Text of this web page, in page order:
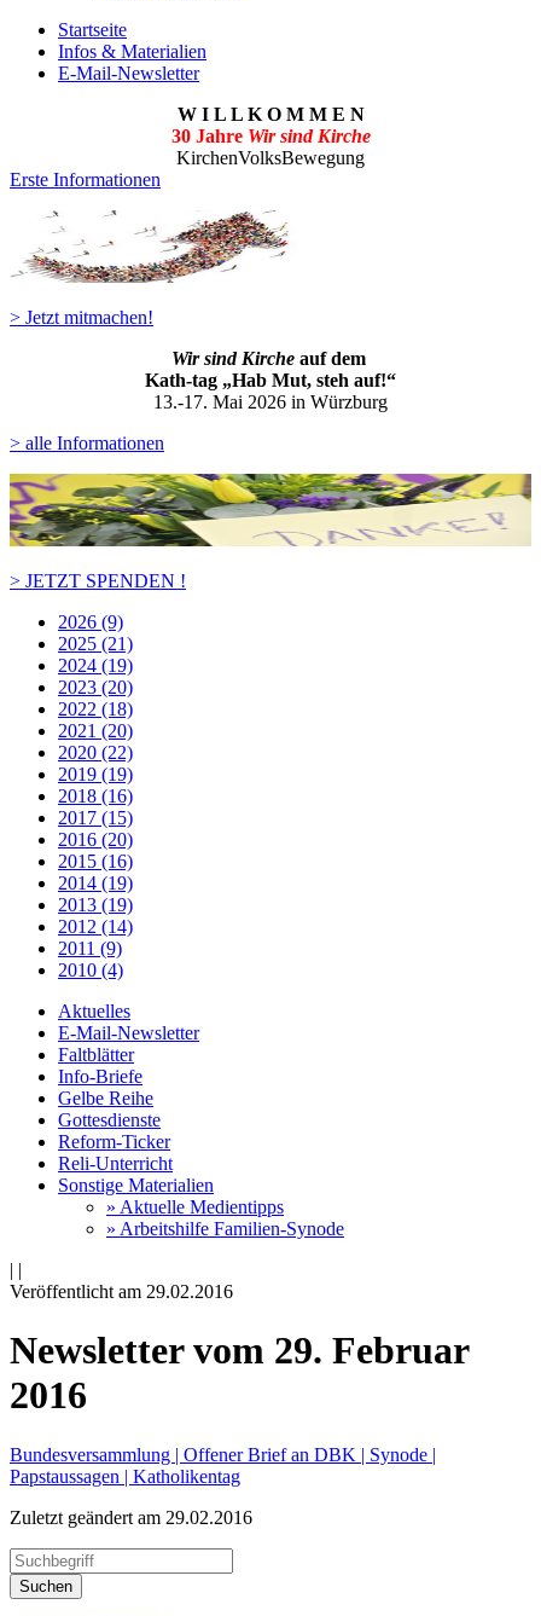
Startseite
Infos & Materialien
E-Mail-Newsletter
W I L L K O M M E N
30 Jahre Wir sind Kirche
KirchenVolksBewegung
Erste Informationen
> Jetzt mitmachen!
Wir sind Kirche auf dem
Kath-tag „Hab Mut, steh auf!“
13.-17. Mai 2026 in Würzburg
> alle Informationen
> JETZT SPENDEN !
2026 (9)
2025 (21)
2024 (19)
2023 (20)
2022 (18)
2021 (20)
2020 (22)
2019 (19)
2018 (16)
2017 (15)
2016 (20)
2015 (16)
2014 (19)
2013 (19)
2012 (14)
2011 (9)
2010 (4)
Aktuelles
E-Mail-Newsletter
Faltblätter
Info-Briefe
Gelbe Reihe
Gottesdienste
Reform-Ticker
Reli-Unterricht
Sonstige Materialien
» Aktuelle Medientipps
» Arbeitshilfe Familien-Synode
| |
Veröffentlicht am 29­.02.2016
Newsletter vom 29. Februar
2016
Bundesversammlung | Offener Brief an DBK | Synode |
Papstaussagen | Katholikentag
Zuletzt geändert am 29­.02.2016
Suchen